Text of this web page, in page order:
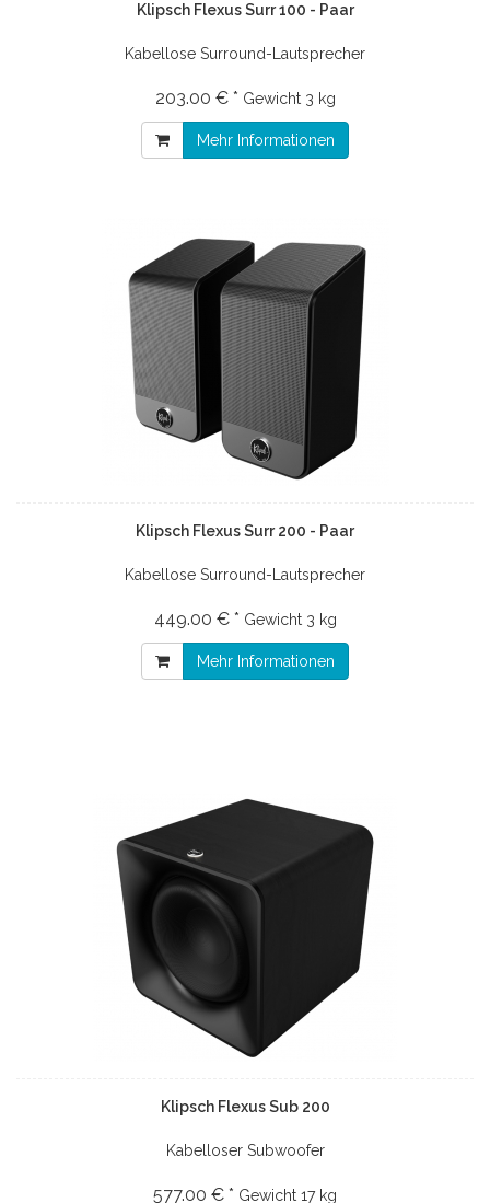
Klipsch Flexus Surr 100 - Paar
Kabellose Surround-Lautsprecher
203.00 € * Gewicht 3 kg
Mehr Informationen
Klipsch Flexus Surr 200 - Paar
Kabellose Surround-Lautsprecher
449.00 € * Gewicht 3 kg
Mehr Informationen
Klipsch Flexus Sub 200
Kabelloser Subwoofer
577.00 € * Gewicht 17 kg